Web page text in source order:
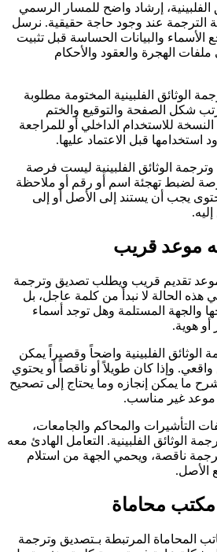
إرشاد واضح للمسار الرسمي
الترجمة عند وجود حاجة حقيقية. نرسل
الأسماء والبيانات الحساسة قبل تثبيت
ملفات الهجرة والعقود والأحكام
الوثائق الفلبينية المختومة مطلوبة
شكل الصفحة والتوقيع والختم
للاستخدام الداخلي أو للمراجعة
استخدامها قبل الاعتماد عليها.
الوثائق الفلبينية ليست فرصة
لضبط تهجئة اسم أو رقم أو ملاحظة
يجب أن يستند إلى الأصل أو إلى
موعد قريب
تقديم قريب ويطلب تصديق وترجمة
هذه الحالة لا نبدأ من كلمة عاجل، بل
والجهة المستلمة وهل توجد أسماء
أو هوية.
الوثائق الفلبينية واضحاً وقصيراً يمكن
وإذا كان طويلاً أو ناقصاً أو يحتوي
ما يمكن إنجازه وما يحتاج إلى تصحيح
موعد غير مناسب.
التأشيرات والمحاكم والجامعات،
الوثائق الفلبينية. التعامل الهادئ معه
ناقصة، ويحمي الجهة من استلام
الأصل.
مكتب محاماة
المحاماة المرتبطة بـتصديق وترجمة